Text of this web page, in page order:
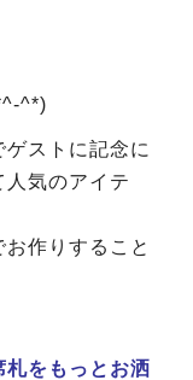
^*)
ストに記念に
気のアイテ
作りすること
札をもっとお洒